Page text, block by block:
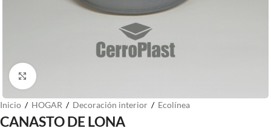
Clic para ampliar
Inicio / HOGAR / Decoración interior / Ecolínea
CANASTO DE LONA